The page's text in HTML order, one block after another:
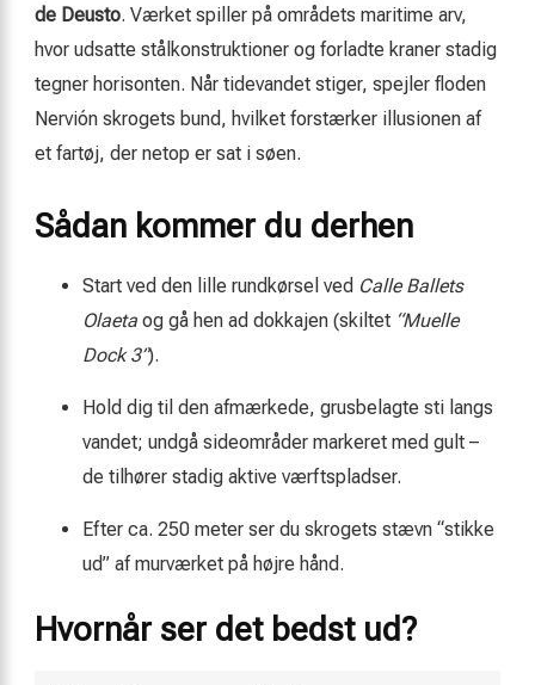
de Deusto. Værket spiller på områdets maritime arv,
hvor udsatte stålkonstruktioner og forladte kraner stadig
tegner horisonten. Når tidevandet stiger, spejler floden
Nervión skrogets bund, hvilket forstærker illusionen af
et fartøj, der netop er sat i søen.
Sådan kommer du derhen
Start ved den lille rundkørsel ved Calle Ballets
Olaeta og gå hen ad dokkajen (skiltet “Muelle
Dock 3”).
Hold dig til den afmærkede, grusbelagte sti langs
vandet; undgå sideområder markeret med gult –
de tilhører stadig aktive værftspladser.
Efter ca. 250 meter ser du skrogets stævn “stikke
ud” af murværket på højre hånd.
Hvornår ser det bedst ud?